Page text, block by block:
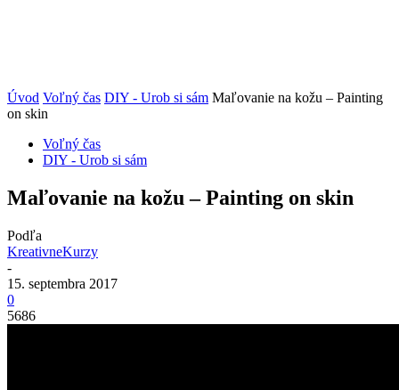
Úvod Voľný čas DIY - Urob si sám Maľovanie na kožu – Painting
on skin
Voľný čas
DIY - Urob si sám
Maľovanie na kožu – Painting on skin
Podľa
KreativneKurzy
-
15. septembra 2017
0
5686